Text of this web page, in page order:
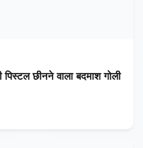
छीनने वाला बदमाश गोली